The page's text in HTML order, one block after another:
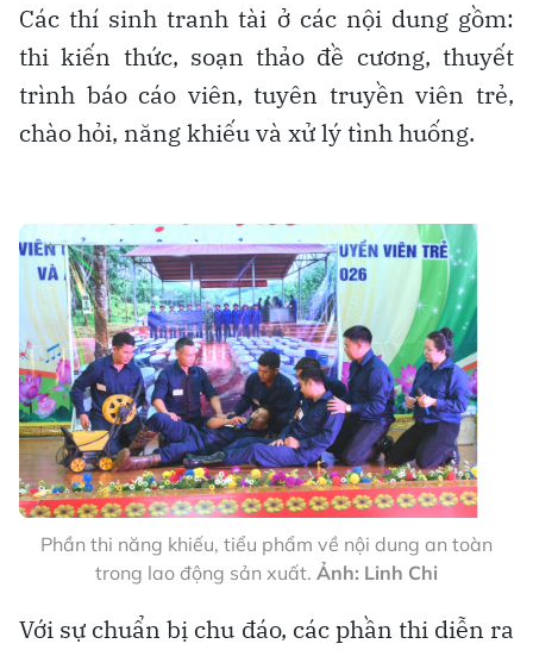
Các thí sinh tranh tài ở các nội dung gồm:
thi kiến thức, soạn thảo đề cương, thuyết
trình báo cáo viên, tuyên truyền viên trẻ,
chào hỏi, năng khiếu và xử lý tình huống.
Phần thi năng khiếu, tiểu phẩm về nội dung an toàn
trong lao động sản xuất. Ảnh: Linh Chi
Với sự chuẩn bị chu đáo, các phần thi diễn ra